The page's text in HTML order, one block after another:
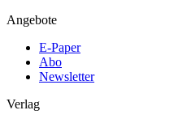
Angebote
E-Paper
Abo
Newsletter
Verlag